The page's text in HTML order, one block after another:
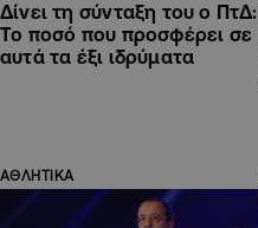
Δίνει τη σύνταξη του ο ΠτΔ:
Το ποσό που προσφέρει σε
αυτά τα έξι ιδρύματα
ΑΘΛΗΤΙΚΑ